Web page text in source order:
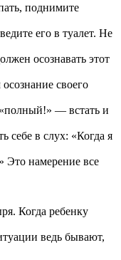
поднимите
его в туалет. Hе
осознавать этот
своего
— встать и
себе в слух: «Когда я
Это намерение все
Когда ребенку
ведь бывают,